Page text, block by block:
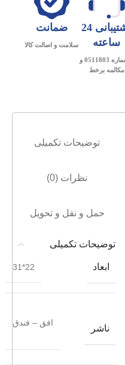
پشتیبانی 24
ساعته
با شماره 0511803 و
مکالمه برخط
ضمانت
سلامت و اصالت کالا
توضیحات تکمیلی
نظرات (0)
حمل و نقل و تحویل
توضیحات تکمیلی
ابعاد 22*31
ناشر
افق – فندق